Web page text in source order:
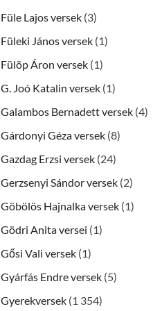
Füle Lajos versek (3)
Füleki János versek (1)
Fülöp Áron versek (1)
G. Joó Katalin versek (1)
Galambos Bernadett versek (4)
Gárdonyi Géza versek (8)
Gazdag Erzsi versek (24)
Gerzsenyi Sándor versek (2)
Göbölös Hajnalka versek (1)
Gödri Anita versei (1)
Gősi Vali versek (1)
Gyárfás Endre versek (5)
Gyerekversek (1 354)